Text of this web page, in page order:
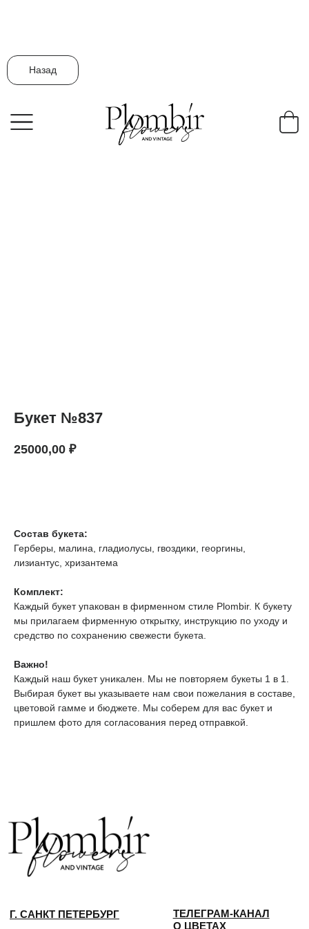
Назад
Букет №837
25000,00 ₽
Состав букета:
Герберы, малина, гладиолусы, гвоздики, георгины,
лизиантус, хризантема
Комплект:
Каждый букет упакован в фирменном стиле Plombir. К букету
мы прилагаем фирменную открытку, инструкцию по уходу и
средство по сохранению свежести букета.
Важно!
Каждый наш букет уникален. Мы не повторяем букеты 1 в 1.
Выбирая букет вы указываете нам свои пожелания в составе,
цветовой гамме и бюджете. Мы соберем для вас букет и
пришлем фото для согласования перед отправкой.
КОНФИДЕНЦИАЛЬНОСТЬ
2018 - 2025 PLOMBIR FLOWERS
ТЕЛЕГРАМ-КАНАЛ
О ВИНТАЖЕ
+7 981 9672833
Ответим на все вопросы!
info@plombirflowers.ru
Каждый день с 9:00 до 21:00
УЛ. КИРОЧНАЯ, 8Б
ДОГОВОР ОФЕРТЫ